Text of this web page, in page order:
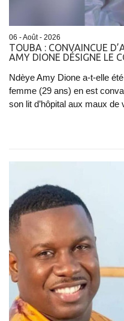
06 - Août - 2026
TOUBA : CONVAINCUE
AMY DIONE DÉSIGNE LE
Ndèye Amy Dione a-t-elle
femme (29 ans) en est
son lit d’hôpital aux maux de